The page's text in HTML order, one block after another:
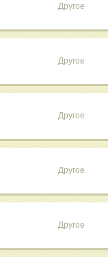
Другое
Другое
Другое
Другое
Другое